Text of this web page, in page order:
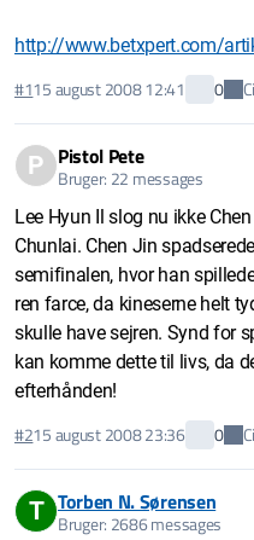
http://www.betxpert.com/
#115 august 2008 12:41 0
P Pistol Pete
Bruger: 22 messages
Lee Hyun Il slog nu ikke
Chunlai. Chen Jin
semifinalen, hvor han
ren farce, da kineserne helt
skulle have sejren. Synd for
kan komme dette til livs, da
efterhånden!
#215 august 2008 23:36 0
T Torben N. Sørensen
Bruger: 2686 messages